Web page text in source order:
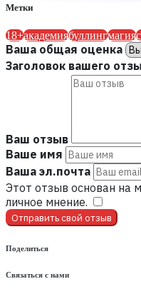
Метки
18+академиябуллингмагия
Ваша общая оценка
Заголовок вашего
Ваш отзыв
Ваше имя
Ваша эл.почта
Этот отзыв основан на
личное мнение.
Отправить свой отзыв
Поделиться
Связаться с нами